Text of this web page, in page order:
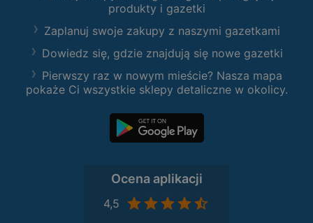
produkty i gazetki
Zaplanuj swoje zakupy z naszymi gazetkami
Dowiedz się, gdzie znajdują się nowe gazetki
Pierwszy raz w nowym mieście? Nasza mapa
pokaże Ci wszystkie sklepy detaliczne w okolicy.
Ocena aplikacji
4,5